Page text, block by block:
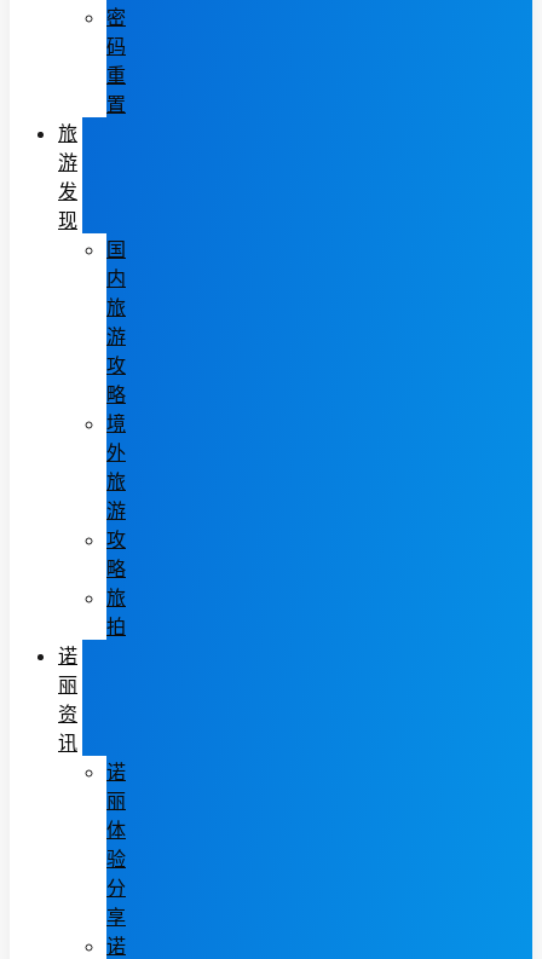
密
码
重
置
旅
游
发
现
国
内
旅
游
攻
略
境
外
旅
游
攻
略
旅
拍
诺
丽
资
讯
诺
丽
体
验
分
享
诺